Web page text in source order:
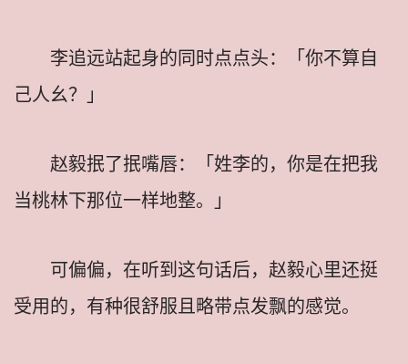
李追远站起身的同时点点头：「你不算自
己人幺？」
赵毅抿了抿嘴唇：「姓李的，你是在把我
当桃林下那位一样地整。」
可偏偏，在听到这句话后，赵毅心里还挺
受用的，有种很舒服且略带点发飘的感觉。